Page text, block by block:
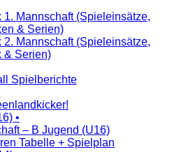
1. Mannschaft (Spieleinsätze,
& Serien)
2. Mannschaft (Spieleinsätze,
& Serien)
Spielberichte
•
– B Jugend (U16)
Tabelle + Spielplan